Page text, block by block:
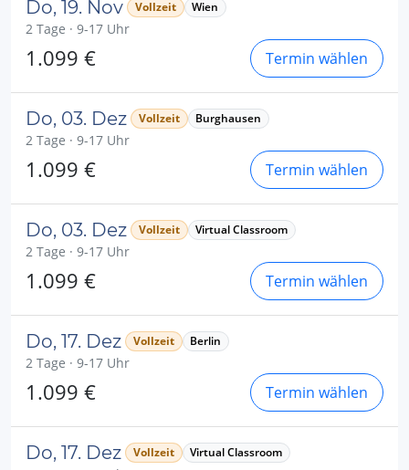
Do, 19. Nov Vollzeit Wien
2 Tage · 9-17 Uhr
1.099 € Termin wählen
Do, 03. Dez Vollzeit Burghausen
2 Tage · 9-17 Uhr
1.099 € Termin wählen
Do, 03. Dez Vollzeit Virtual Classroom
2 Tage · 9-17 Uhr
1.099 € Termin wählen
Do, 17. Dez Vollzeit Berlin
2 Tage · 9-17 Uhr
1.099 € Termin wählen
Do, 17. Dez Vollzeit Virtual Classroom